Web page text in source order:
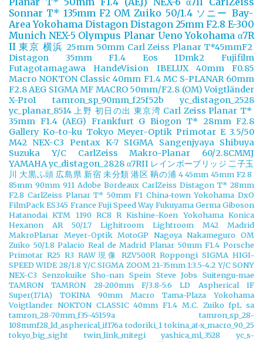
Sonnar T* 135mm F2 OM Zuiko 50/1.4 ソニー Bay-
Area Yokohama Distagon Distagon 25mm F2.8 E-300
Munich NEX-5 Olympus Planar Ueno Yokohama α7R
II 東京 横浜 25mm 50mm Carl Zeiss Planar T*45mmF2
Distagon 35mm F1.4
Eos 1Dmk2
Fujifilm
Futagotamagawa
HandeVision
IBELUX 40mm F0.85
Macro NOKTON Classic 40mm F1.4 MC S-PLANAR 60mm
F2.8 AEG SIGMA MF MACRO 50mm/F2.8 (OM) Voigtländer
X-Pro1
tamron_sp_90mm_f25f52b
yc_distagon_2528
yc_planar_8514 上野 初日の出 東京湾 Carl Zeiss Planar T*
35mm F1.4 (AEG) Frankfurt G Biogon T* 28mm F2.8
Gallery Ko-to-ku Tokyo Meyer-Optik Primotar E 3.5/50
M42 NEX-C3 Pentax K-7 SIGMA Sangenjyaya Shibuya
Suzuka
Y/C CarlZeiss Makro-Planar 60/2.8CMMJ
YAMAHAyc_distagon_2828 α7RII レインボーブリッジ 二子玉
川 大黒ふ頭 広島県 新宿 未分類 港区 鞆の浦 4 45mm 45mm F2 8
85mm 90mm 911 Adobe Bordeaux CarlZeiss Distagon T* 28mm
F2.8 CarlZeiss Planar T* 50mm F1 China-town Yokohama DxO
FilmPack ES345 France Fuji Speed Way Fukuyama Germa Giboson
Hatanodai KTM 1190 RC8 R Kishine-Koen Yokohama Konica
Hexanon AR 50/1.7
Lighitroom Lightroom M42
Madrid
MakroPlanar Meyer-Optik MotoGP Nagoya Nakameguro OM
Zuiko 50/1.8 Palacio Real de Madrid Planar 50mm F1.4 Porsche
Primotar R25 R3 RAW現像 RZV500R Roppongi SIGMA HIGI-
SPEED WIDE 28/1.8 Y/C SIGMA ZOOM 21-35mm 1:3.5-4.2 Y/C SONY
NEX-C3
Senzokuike Sho-nan Spein Steve Jobs
Suitengu-mae
TAMRON
TAMRON 28-200mm F/3.8-5.6 LD Aspherical IF
Super(171A)
TOKINA 90mm Macro
Tama-Plaza Yokohama
Voigtlander NOKTON CLASSIC 40mm F1.4 M.C.
Zuiko fpL sa
tamron_28-70mm_f35-45159a
tamron_sp_28-
108mmf28_ld_aspherical_if176a todoriki_1 tokina_at-x_macro_90_25
tokyo_big_sight
twin_link_mitegi yashica_ml_3528
yc_s-